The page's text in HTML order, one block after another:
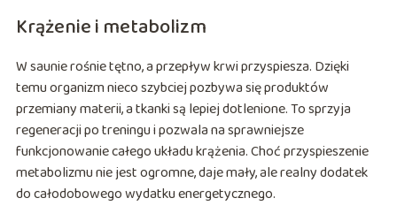
Krążenie i metabolizm
W saunie rośnie tętno, a przepływ krwi przyspiesza. Dzięki
temu organizm nieco szybciej pozbywa się produktów
przemiany materii, a tkanki są lepiej dotlenione. To sprzyja
regeneracji po treningu i pozwala na sprawniejsze
funkcjonowanie całego układu krążenia. Choć przyspieszenie
metabolizmu nie jest ogromne, daje mały, ale realny dodatek
do całodobowego wydatku energetycznego.